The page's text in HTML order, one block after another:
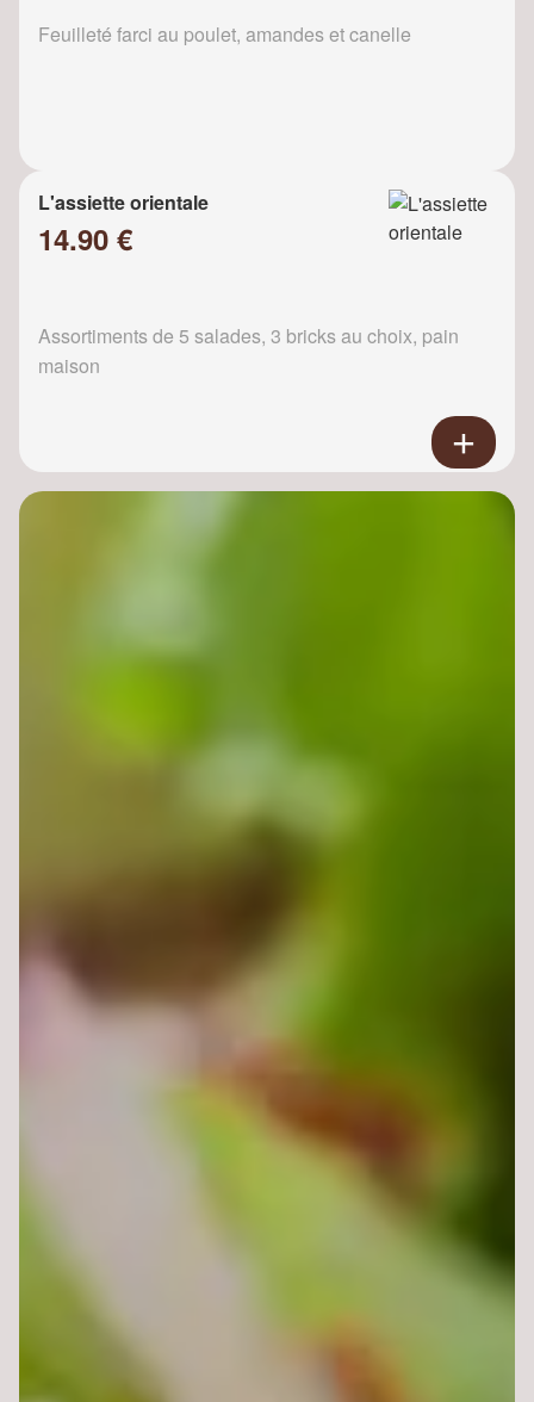
Feuilleté farci au poulet, amandes et canelle
L'assiette orientale
14.90 €
Assortiments de 5 salades, 3 bricks au choix, pain
maison